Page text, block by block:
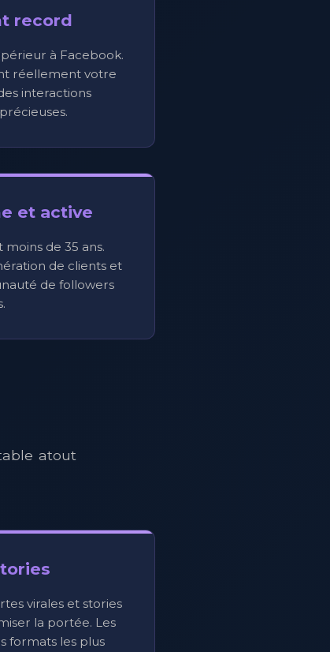
record
à Facebook.
réellement votre
interactions
et active
moins de 35 ans.
de clients et
de followers
atout
virales et stories
la portée. Les
formats les plus